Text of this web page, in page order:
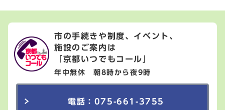
市の手続きや制度、イベント、
施設のご案内は
「京都いつでもコール」
年中無休 朝8時から夜9時
電話：075-661-3755